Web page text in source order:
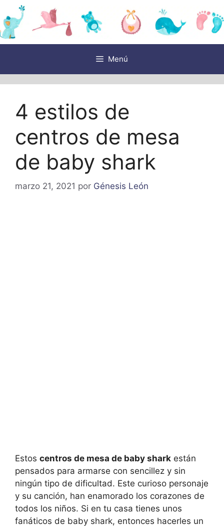
Saltar
al
contenido
Menú
4 estilos de
centros de mesa
de baby shark
marzo 21, 2021 por Génesis León
Estos centros de mesa de baby shark están
pensados para armarse con sencillez y sin
ningún tipo de dificultad. Este curioso personaje
y su canción, han enamorado los corazones de
todos los niños. Si en tu casa tienes unos
fanáticos de baby shark, entonces hacerles un